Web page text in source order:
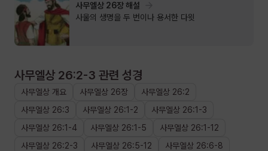
사무엘상 26장 해설
사울의 생명을 두 번이나 용서한 다윗
사무엘상 26:2-3 관련 성경
사무엘상 개요 사무엘상 26장 사무엘상 26:2
사무엘상 26:3 사무엘상 26:1 -2 사무엘상 26:1 -3
사무엘상 26:1 -4 사무엘상 26:1 -5 사무엘상 26:1 -12
사무엘상 26:2-3 사무엘상 26:5-12 사무엘상 26:6-8